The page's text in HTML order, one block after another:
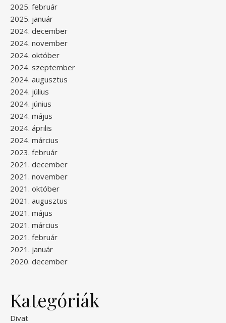
2025. február
2025. január
2024. december
2024. november
2024. október
2024. szeptember
2024. augusztus
2024. július
2024. június
2024. május
2024. április
2024. március
2023. február
2021. december
2021. november
2021. október
2021. augusztus
2021. május
2021. március
2021. február
2021. január
2020. december
Kategóriák
Divat